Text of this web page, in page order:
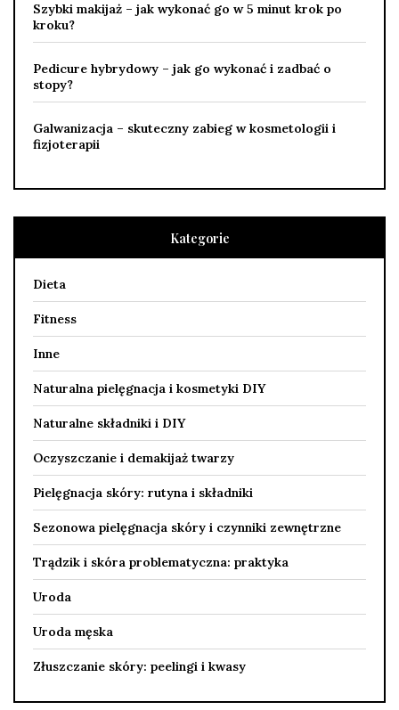
Szybki makijaż – jak wykonać go w 5 minut krok po
kroku?
Pedicure hybrydowy – jak go wykonać i zadbać o
stopy?
Galwanizacja – skuteczny zabieg w kosmetologii i
fizjoterapii
Kategorie
Dieta
Fitness
Inne
Naturalna pielęgnacja i kosmetyki DIY
Naturalne składniki i DIY
Oczyszczanie i demakijaż twarzy
Pielęgnacja skóry: rutyna i składniki
Sezonowa pielęgnacja skóry i czynniki zewnętrzne
Trądzik i skóra problematyczna: praktyka
Uroda
Uroda męska
Złuszczanie skóry: peelingi i kwasy